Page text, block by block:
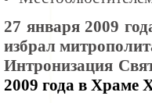
27 января 2009
избрал
Интронизация
2009 года в Храме